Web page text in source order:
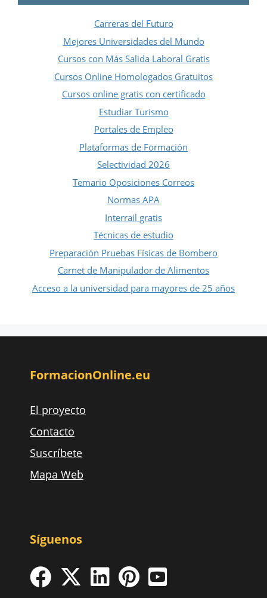
Carreras del Futuro
Mejores Universidades del Mundo
Cursos con Más Salida Laboral Gratis
Cursos Online Homologados Gratuitos
Cursos online gratis con certificado
Estudiar Turismo
Portales de Empleo
Plataformas de Formación
Selectividad 2026
Temario Oposiciones Correos
Normas APA
Interrail gratis
Técnicas de estudio
Preparación Pruebas Físicas de Bombero
Carnet de Manipulador de Alimentos
Acceso a la universidad para mayores de 25 años
FormacionOnline.eu
El proyecto
Contacto
Suscríbete
Mapa Web
Síguenos